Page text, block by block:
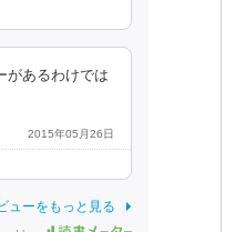
があるわけでは
2015年05月26日
ューをもっと見る